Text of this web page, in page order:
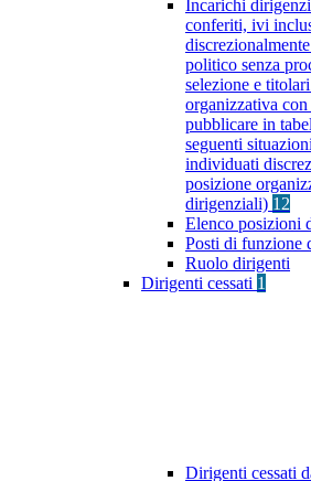
Incarichi
conferiti, ivi
politico senza
selezione e
organizzativa
pubblicare in
seguenti
individuati
posizione
dirigenziali) 12
Elenco posizioni
Posti di funzione
Ruolo dirigenti
Dirigenti cessati 1
Dirigenti cessati